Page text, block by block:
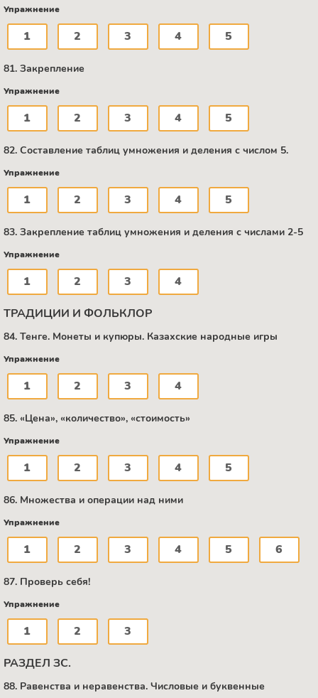
Упражнение
1 2 3 4 5
81. Закрепление
Упражнение
1 2 3 4 5
82. Составление таблиц умножения и деления с числом 5.
Упражнение
1 2 3 4 5
83. Закрепление таблиц умножения и деления с числами 2-5
Упражнение
1 2 3 4
ТРАДИЦИИ И ФОЛЬКЛОР
84. Тенге. Монеты и купюры. Казахские народные игры
Упражнение
1 2 3 4
85. «Цена», «количество», «стоимость»
Упражнение
1 2 3 4 5
86. Множества и операции над ними
Упражнение
1 2 3 4 5 6
87. Проверь себя!
Упражнение
1 2 3
РАЗДЕЛ ЗС.
88. Равенства и неравенства. Числовые и буквенные